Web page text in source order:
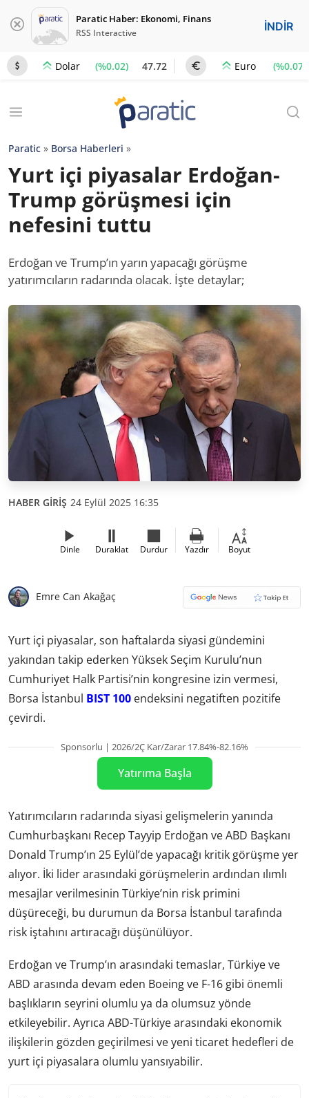
Paratic Haber: Ekonomi, Finans
RSS Interactive İNDİR
Dolar (%0.02) 47.72 Euro (%0.07)
Paratic » Borsa Haberleri »
Yurt içi piyasalar Erdoğan-
Trump görüşmesi için
nefesini tuttu
Erdoğan ve Trump’ın yarın yapacağı görüşme
yatırımcıların radarında olacak. İşte detaylar;
HABER GİRİŞ 24 Eylül 2025 16:35
Dinle Duraklat Durdur Yazdır Boyut
Emre Can Akağaç
Yurt içi piyasalar, son haftalarda siyasi gündemini
yakından takip ederken Yüksek Seçim Kurulu’nun
Cumhuriyet Halk Partisi’nin kongresine izin vermesi,
Borsa İstanbul BIST 100 endeksini negatiften pozitife
çevirdi.
Sponsorlu | 2026/2Ç Kar/Zarar 17.84%-82.16%
Yatırıma Başla
Yatırımcıların radarında siyasi gelişmelerin yanında
Cumhurbaşkanı Recep Tayyip Erdoğan ve ABD Başkanı
Donald Trump’ın 25 Eylül’de yapacağı kritik görüşme yer
alıyor. İki lider arasındaki görüşmelerin ardından ılımlı
mesajlar verilmesinin Türkiye’nin risk primini
düşüreceği, bu durumun da Borsa İstanbul tarafında
risk iştahını artıracağı düşünülüyor.
Erdoğan ve Trump’ın arasındaki temaslar, Türkiye ve
ABD arasında devam eden Boeing ve F-16 gibi önemli
başlıkların seyrini olumlu ya da olumsuz yönde
etkileyebilir. Ayrıca ABD-Türkiye arasındaki ekonomik
ilişkilerin gözden geçirilmesi ve yeni ticaret hedefleri de
yurt içi piyasalara olumlu yansıyabilir.